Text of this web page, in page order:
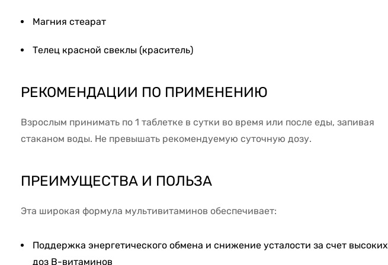
Магния стеарат
Телец красной свеклы (краситель)
РЕКОМЕНДАЦИИ ПО ПРИМЕНЕНИЮ
Взрослым принимать по 1 таблетке в сутки во время или после еды, запивая
стаканом воды. Не превышать рекомендуемую суточную дозу.
ПРЕИМУЩЕСТВА И ПОЛЬЗА
Эта широкая формула мультивитаминов обеспечивает:
Поддержка энергетического обмена и снижение усталости за счет высоких
доз B-витаминов